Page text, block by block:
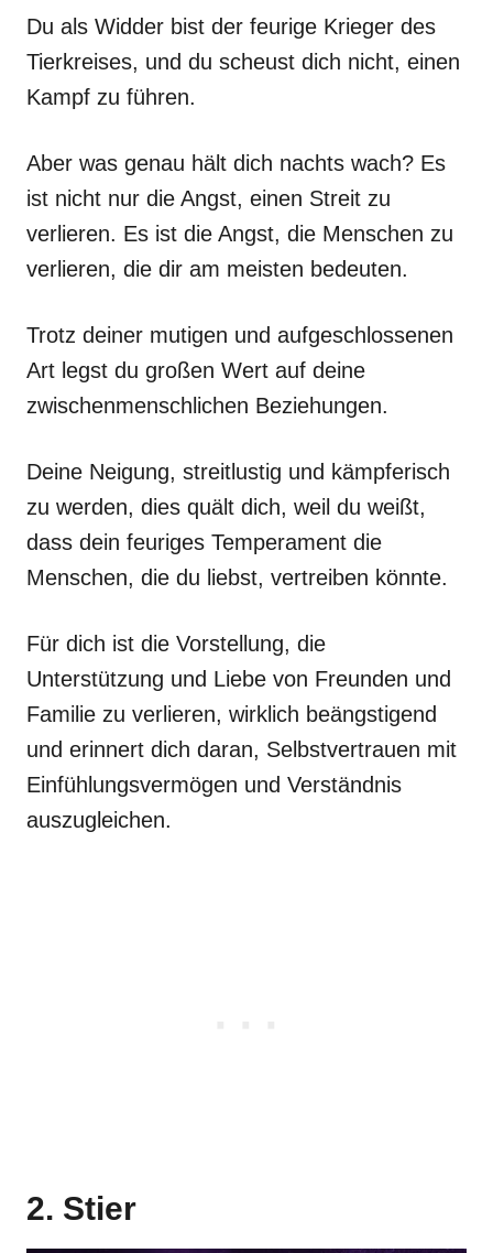
Du als Widder bist der feurige Krieger des
Tierkreises, und du scheust dich nicht, einen
Kampf zu führen.
Aber was genau hält dich nachts wach? Es
ist nicht nur die Angst, einen Streit zu
verlieren. Es ist die Angst, die Menschen zu
verlieren, die dir am meisten bedeuten.
Trotz deiner mutigen und aufgeschlossenen
Art legst du großen Wert auf deine
zwischenmenschlichen Beziehungen.
Deine Neigung, streitlustig und kämpferisch
zu werden, dies quält dich, weil du weißt,
dass dein feuriges Temperament die
Menschen, die du liebst, vertreiben könnte.
Für dich ist die Vorstellung, die
Unterstützung und Liebe von Freunden und
Familie zu verlieren, wirklich beängstigend
und erinnert dich daran, Selbstvertrauen mit
Einfühlungsvermögen und Verständnis
auszugleichen.
2. Stier